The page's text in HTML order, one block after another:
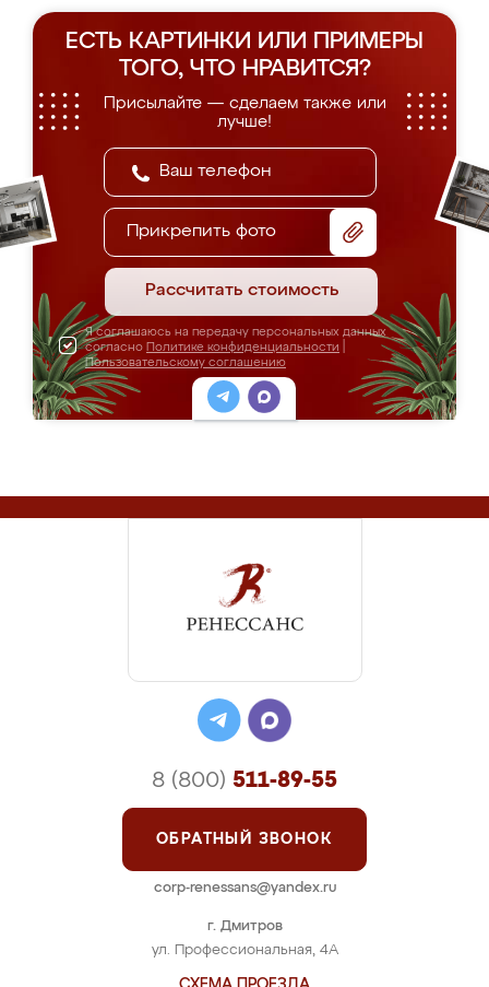
ЕСТЬ КАРТИНКИ ИЛИ ПРИМЕРЫ
ТОГО, ЧТО НРАВИТСЯ?
Присылайте — сделаем также или
лучше!
Прикрепить фото
Рассчитать стоимость
Я соглашаюсь на передачу персональных данных
согласно Политике конфиденциальности
Пользовательскому соглашению
г. Дмитров
ул. Профессиональная, 4А
8 (800) 511-89-55
ОБРАТНЫЙ ЗВОНОК
corp-renessans@yandex.ru